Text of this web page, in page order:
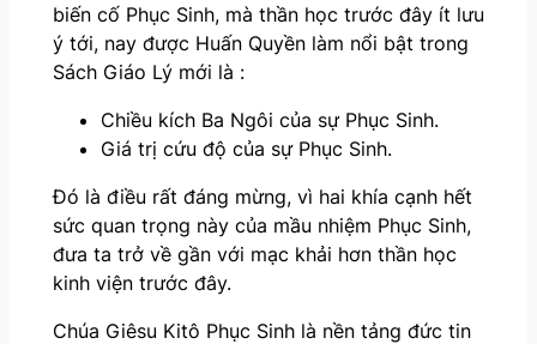
biến cố Phục Sinh, mà thần học trước đây ít lưu
ý tới, nay được Huấn Quyền làm nổi bật trong
Sách Giáo Lý mới là :
Chiều kích Ba Ngôi của sự Phục Sinh.
Giá trị cứu độ của sự Phục Sinh.
Đó là điều rất đáng mừng, vì hai khía cạnh hết
sức quan trọng này của mầu nhiệm Phục Sinh,
đưa ta trở về gần với mạc khải hơn thần học
kinh viện trước đây.
Chúa Giêsu Kitô Phục Sinh là nền tảng đức tin